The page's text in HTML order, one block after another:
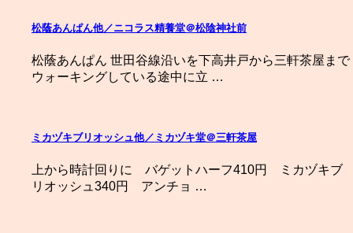
松蔭あんぱん他／ニコラス精養堂＠松陰神社前
松蔭あんぱん 世田谷線沿いを下高井戸から三軒茶屋まで
ウォーキングしている途中に立 …
ミカヅキブリオッシュ他／ミカヅキ堂＠三軒茶屋
上から時計回りに バゲットハーフ410円 ミカヅキブ
リオッシュ340円 アンチョ …